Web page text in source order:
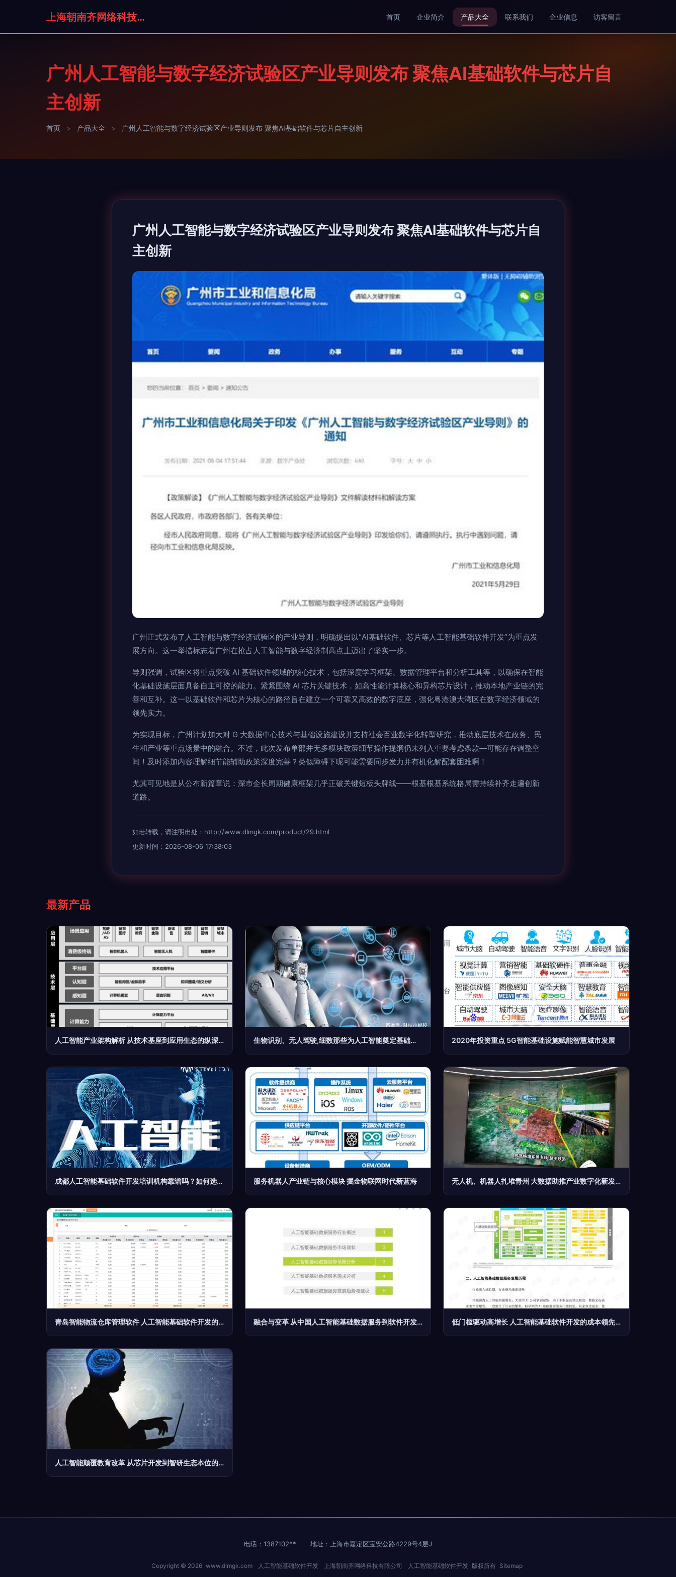
上海朝南齐网络科技有限公司 首页 企业简介 产品大全 联系我们 企业信息 访客留言
广州人工智能与数字经济试验区产业导则发布 聚焦AI基础软件与芯片自
主创新
首页 > 产品大全 > 广州人工智能与数字经济试验区产业导则发布 聚焦AI基础软件与芯片自主创新
广州人工智能与数字经济试验区产业导则发布 聚焦AI基础软件与芯片自
主创新
广州正式发布了人工智能与数字经济试验区的产业导则，明确提出以“AI基础软件、芯片等人工智能基础软件开发”为重点发
展方向。这一举措标志着广州在抢占人工智能与数字经济制高点上迈出了坚实一步。
导则强调，试验区将重点突破 AI 基础软件领域的核心技术，包括深度学习框架、数据管理平台和分析工具等，以确保在智能
化基础设施层面具备自主可控的能力。紧紧围绕 AI 芯片关键技术，如高性能计算核心和异构芯片设计，推动本地产业链的完
善和互补。这一以基础软件和芯片为核心的路径旨在建立一个可靠又高效的数字底座，强化粤港澳大湾区在数字经济领域的
领先实力。
为实现目标，广州计划加大对 G 大数据中心技术与基础设施建设并支持社会百业数字化转型研究，推动底层技术在政务、民
生和产业等重点场景中的融合。不过，此次发布单部并无多模块政策细节操作提纲仍未列入重要考虑条款—可能存在调整空
间！及时添加内容理解细节能辅助政策深度完善？类似障碍下呢可能需要同步发力并有机化解配套困难啊！
尤其可见地是从公布新篇章说：深市企长周期健康框架几乎正破关键短板头牌线——根基根基系统格局需持续补齐走遍创新
道路。
如若转载，请注明出处：http://www.dlmgk.com/product/29.html
更新时间：2026-08-06 17:38:03
最新产品
人工智能产业架构解析 从技术基座到应用生态的纵深逻辑 生物识别、无人驾驶,细数那些为人工智能奠定基础的几项技术 2020年投资重点 5G智能基础设施赋能智慧城市发展
成都人工智能基础软件开发培训机构靠谱吗？如何选择？ 服务机器人产业链与核心模块 掘金物联网时代新蓝海 无人机、机器人扎堆青州 大数据助推产业数字化新发展，人工智能基础软件引领未来
青岛智能物流仓库管理软件 人工智能基础软件开发的创新实践 融合与变革 从中国人工智能基础数据服务到软件开发的生态演进 低门槛驱动高增长 人工智能基础软件开发的成本领先战略解析（2021-2025）
人工智能颠覆教育改革 从芯片开发到智研生态本位的AI硕士轮轴转
电话：1387102** 地址：上海市嘉定区宝安公路4229号4层J
Copyright © 2026 www.dlmgk.com 人工智能基础软件开发 上海朝南齐网络科技有限公司 人工智能基础软件开发 版权所有 Sitemap